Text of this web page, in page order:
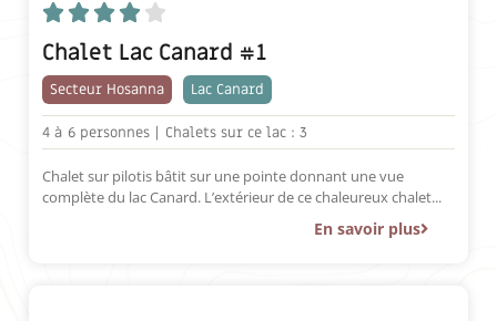
    
Chalet Lac Canard #1
Secteur Hosanna Lac Canard
4 à 6 personnes | Chalets sur ce lac : 3
Chalet sur pilotis bâtit sur une pointe donnant une vue
complète du lac Canard. L’extérieur de ce chaleureux chalet...
En savoir plus